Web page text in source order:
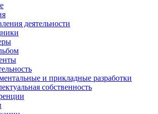
деятельности
и прикладные разработки
собственность